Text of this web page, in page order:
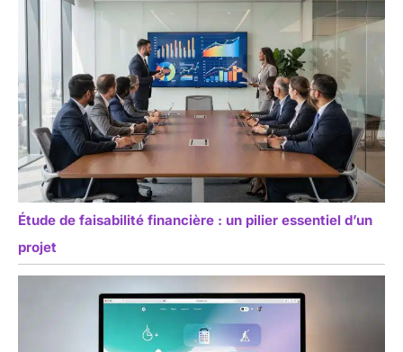
Étude de faisabilité financière : un pilier essentiel d’un
projet